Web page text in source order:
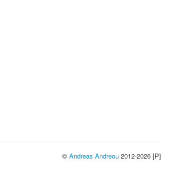
© Andreas Andreou 2012-2026 [P]